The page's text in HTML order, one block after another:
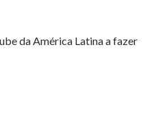
da América Latina a fazer